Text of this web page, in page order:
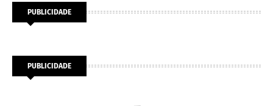
PUBLICIDADE
PUBLICIDADE